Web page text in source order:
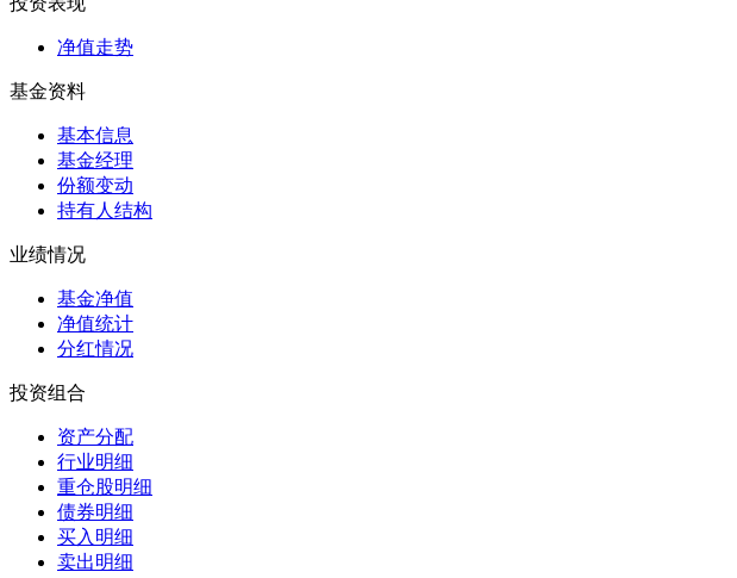
净值走势
基金资料
基本信息
基金经理
份额变动
持有人结构
业绩情况
基金净值
净值统计
分红情况
投资组合
资产分配
行业明细
重仓股明细
债券明细
买入明细
卖出明细